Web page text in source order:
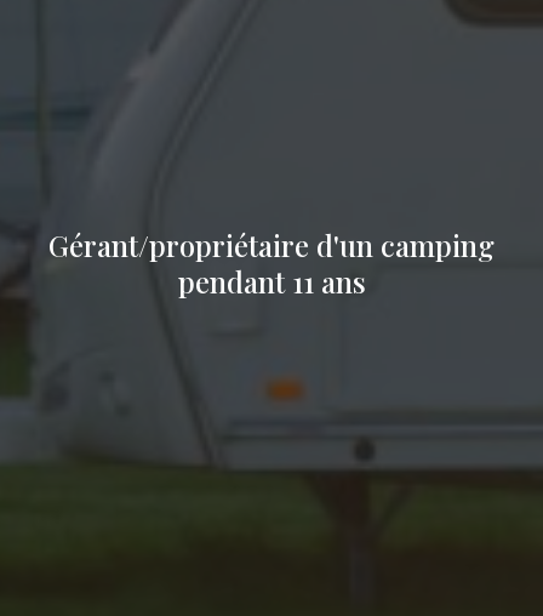
Gérant/propriétaire d'un camping
pendant 11 ans